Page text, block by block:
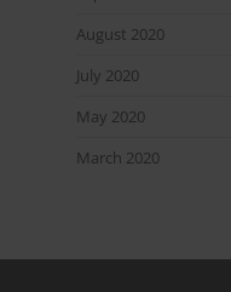
August 2020
July 2020
May 2020
March 2020